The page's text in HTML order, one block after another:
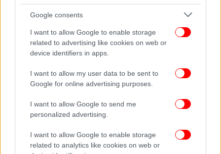
Google consents
I want to allow Google to enable storage
related to advertising like cookies on web or
device identifiers in apps.
I want to allow my user data to be sent to
Google for online advertising purposes.
I want to allow Google to send me
personalized advertising.
I want to allow Google to enable storage
related to analytics like cookies on web or
Ξανά στην Ουάσιγκτον ο Ζελένσκι -Κρίσιμη επίσκεψη
μετά την χθεσινή συνομιλία Τραμπ-Πούτιν, τι θα συμβεί
Αφίδνες: Διπλάσιο αλκοόλ από το όριο είχε στο αίμα
του ο οδηγός που προκάλεσε το τροχαίο -Ήταν οδηγός
αγώνων dragster
Θα γινόταν πατέρας σε λίγες ημέρες ο άνδρας που
έπεσε από τον πύργο Απόλλων -«Νομίζαμε ότι έγινε